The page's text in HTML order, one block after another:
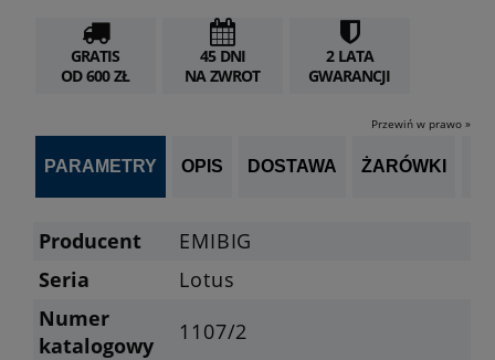
GRATIS
OD 600 ZŁ
45 DNI
NA ZWROT
2 LATA
GWARANCJI
Przewiń w prawo »
PARAMETRY OPIS DOSTAWA ŻARÓWKI
Producent
EMIBIG
Seria
Lotus
Numer
katalogowy
1107/2